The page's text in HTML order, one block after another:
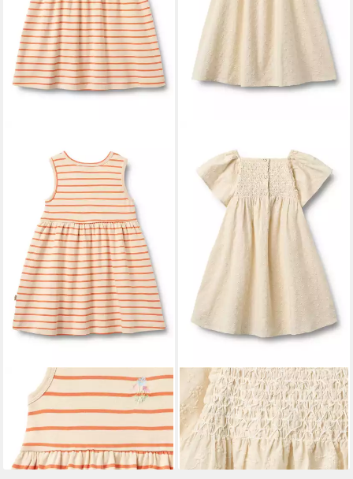
WHEAT
A-Linien-Kleid WHEAT Jersey
Dress Martha (1-tlg)
55,95 €
lieferbar - in 2-3 Werktagen bei dir
WHEAT
A-Linien-Kleid WHEAT Dress
S/S Elva (1-tlg)
79,95 €
lieferbar - in 2-3 Werktagen bei dir